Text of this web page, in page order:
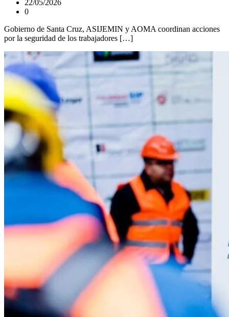
22/05/2026
0
Gobierno de Santa Cruz, ASIJEMIN y AOMA coordinan acciones
por la seguridad de los trabajadores […]